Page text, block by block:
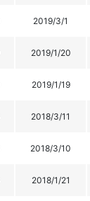
2019/3/1
2019/1/20
2019/1/19
2018/3/11
2018/3/10
2018/1/21